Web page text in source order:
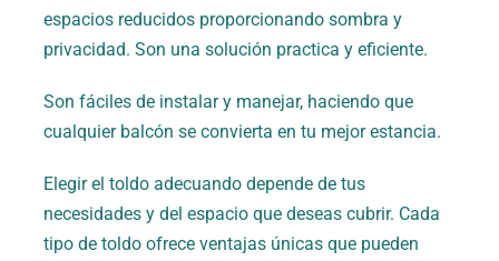
espacios reducidos proporcionando sombra y
privacidad. Son una solución practica y eficiente.
Son fáciles de instalar y manejar, haciendo que
cualquier balcón se convierta en tu mejor estancia.
Elegir el toldo adecuando depende de tus
necesidades y del espacio que deseas cubrir. Cada
tipo de toldo ofrece ventajas únicas que pueden